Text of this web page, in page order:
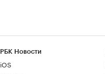
РБК Новости
iOS